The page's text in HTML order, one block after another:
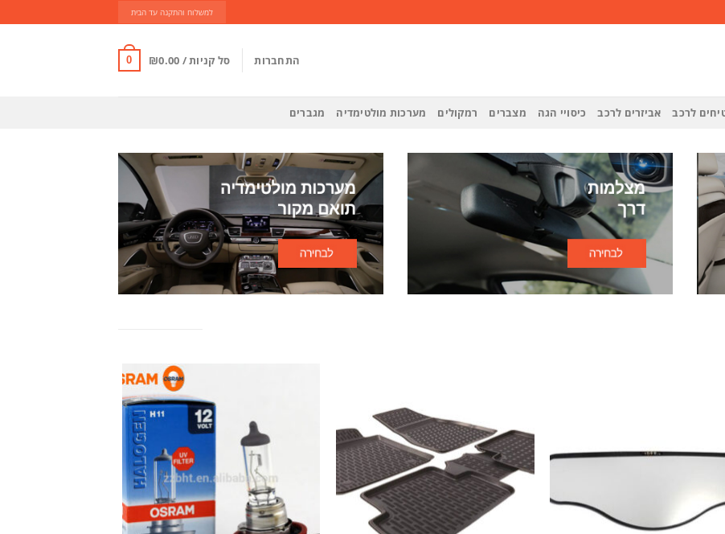
למשלוח והתקנה עד הבית
התחברות סל קניות / ₪0.00
0
לרכב אביזרים לרכב כיסויי הגה מצברים רמקולים מערכות מולטימדיה מגברים
המשאלות
הוסף
לרשימת
המשאלות